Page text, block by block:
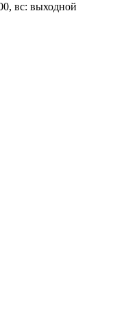
вс: выходной